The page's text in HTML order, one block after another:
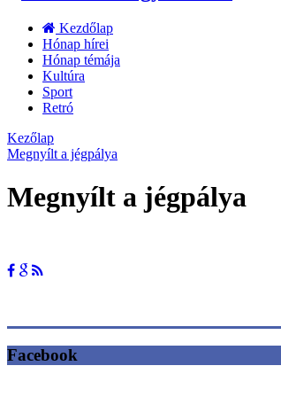
Kezdőlap
Hónap hírei
Hónap témája
Kultúra
Sport
Retró
Kezőlap
Megnyílt a jégpálya
Megnyílt a jégpálya
Facebook